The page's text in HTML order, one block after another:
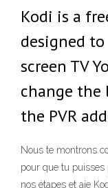
Kodi is a
designed
screen TV
change the
the PVR
Nous te montrons
pour que tu
nos étapes et aie